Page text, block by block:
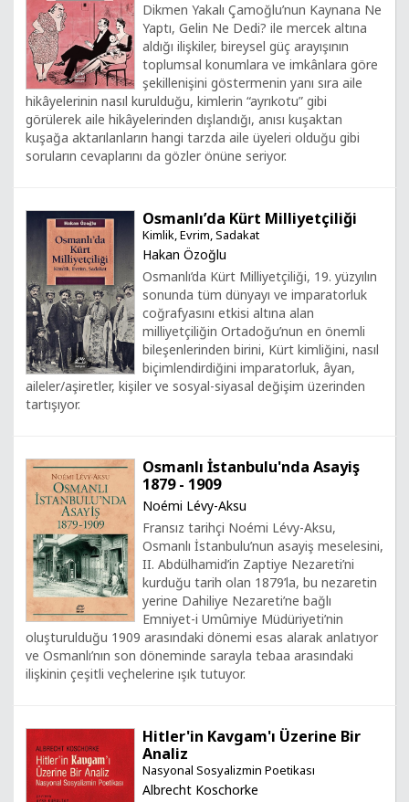
Dikmen Yakalı Çamoğlu’nun Kaynana Ne
Yaptı, Gelin Ne Dedi? ile mercek altına
aldığı ilişkiler, bireysel güç arayışının
toplumsal konumlara ve imkânlara göre
şekillenişini göstermenin yanı sıra aile
hikâyelerinin nasıl kurulduğu, kimlerin “ayrıkotu” gibi
görülerek aile hikâyelerinden dışlandığı, anısı kuşaktan
kuşağa aktarılanların hangi tarzda aile üyeleri olduğu gibi
soruların cevaplarını da gözler önüne seriyor.
Osmanlı’da Kürt Milliyetçiliği
Kimlik, Evrim, Sadakat
Hakan Özoğlu
Osmanlı’da Kürt Milliyetçiliği, 19. yüzyılın
sonunda tüm dünyayı ve imparatorluk
coğrafyasını etkisi altına alan
milliyetçiliğin Ortadoğu’nun en önemli
bileşenlerinden birini, Kürt kimliğini, nasıl
biçimlendirdiğini imparatorluk, âyan,
aileler/aşiretler, kişiler ve sosyal-siyasal değişim üzerinden
tartışıyor.
Osmanlı İstanbulu'nda Asayiş
1879 - 1909
Noémi Lévy-Aksu
Fransız tarihçi Noémi Lévy-Aksu,
Osmanlı İstanbulu’nun asayiş meselesini,
II. Abdülhamid’in Zaptiye Nezareti’ni
kurduğu tarih olan 1879’la, bu nezaretin
yerine Dahiliye Nezareti’ne bağlı
Emniyet-i Umûmiye Müdüriyeti’nin
oluşturulduğu 1909 arasındaki dönemi esas alarak anlatıyor
ve Osmanlı’nın son döneminde sarayla tebaa arasındaki
ilişkinin çeşitli veçhelerine ışık tutuyor.
Hitler'in Kavgam'ı Üzerine Bir
Analiz
Nasyonal Sosyalizmin Poetikası
Albrecht Koschorke